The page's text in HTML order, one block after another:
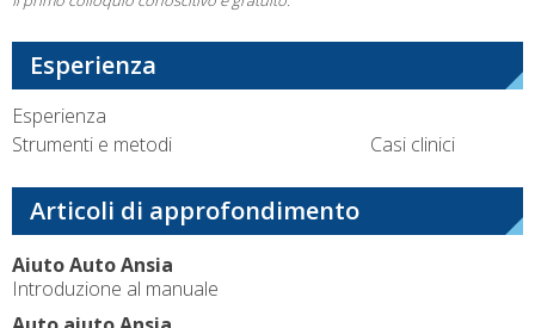
Esperienza
Esperienza
Strumenti e metodi
Casi clinici
Articoli di approfondimento
Aiuto Auto Ansia
Introduzione al manuale